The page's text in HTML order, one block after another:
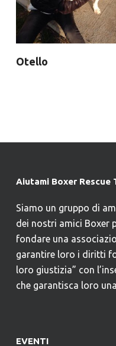
Otello
Aiutami Boxer Rescue
Siamo un gruppo di
dei nostri amici Boxer
fondare una
garantire loro i diritti
loro giustizia” con
che garantisca loro
EVENTI